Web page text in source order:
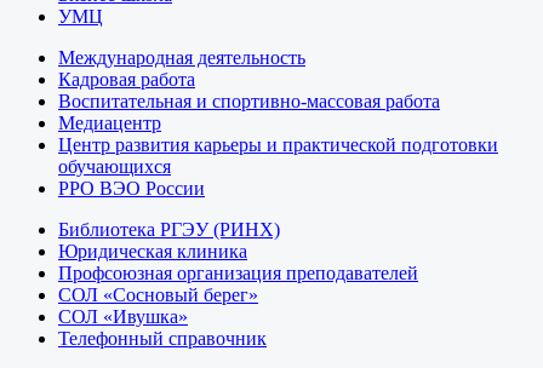
УМЦ
Международная деятельность
Кадровая работа
Воспитательная и спортивно-массовая работа
Медиацентр
Центр развития карьеры и практической подготовки
обучающихся
РРО ВЭО России
Библиотека РГЭУ (РИНХ)
Юридическая клиника
Профсоюзная организация преподавателей
СОЛ «Сосновый берег»
СОЛ «Ивушка»
Телефонный справочник